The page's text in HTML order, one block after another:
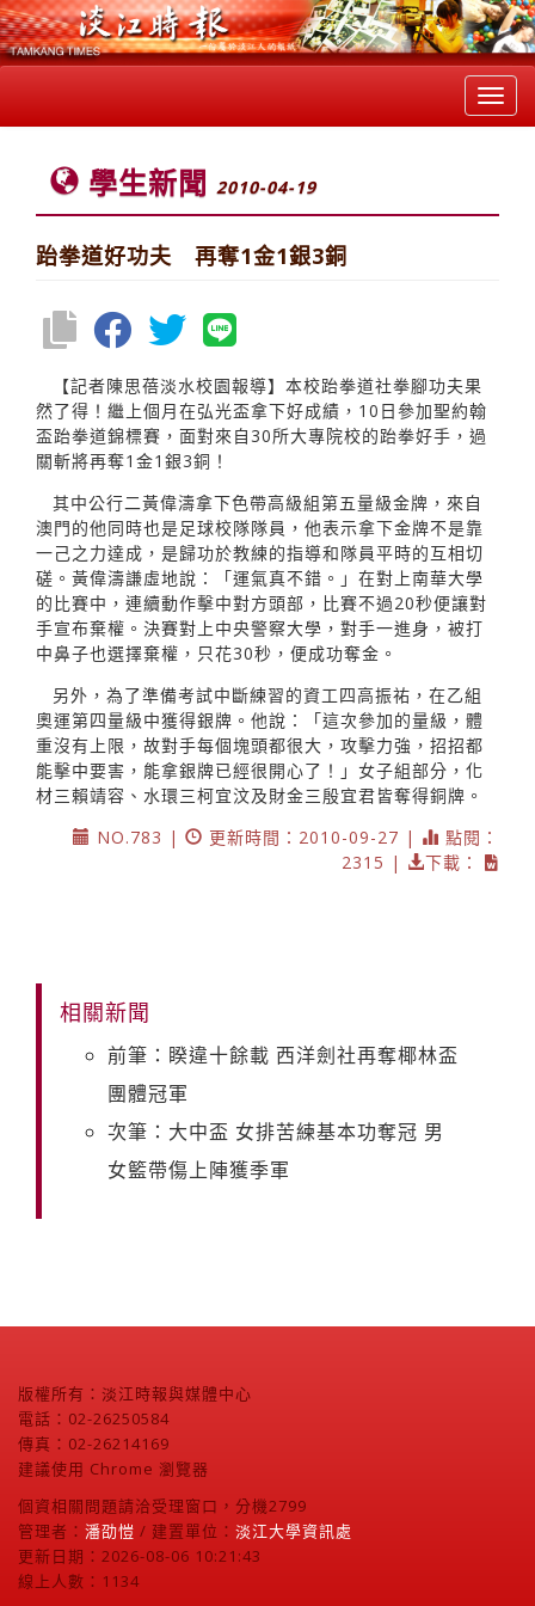
學生新聞 2010-04-19
跆拳道好功夫 再奪1金1銀3銅
【記者陳思蓓淡水校園報導】本校跆拳道社拳腳功夫果
然了得！繼上個月在弘光盃拿下好成績，10日參加聖約翰
盃跆拳道錦標賽，面對來自30所大專院校的跆拳好手，過
關斬將再奪1金1銀3銅！
其中公行二黃偉濤拿下色帶高級組第五量級金牌，來自
澳門的他同時也是足球校隊隊員，他表示拿下金牌不是靠
一己之力達成，是歸功於教練的指導和隊員平時的互相切
磋。黃偉濤謙虛地說：「運氣真不錯。」在對上南華大學
的比賽中，連續動作擊中對方頭部，比賽不過20秒便讓對
手宣布棄權。決賽對上中央警察大學，對手一進身，被打
中鼻子也選擇棄權，只花30秒，便成功奪金。
另外，為了準備考試中斷練習的資工四高振祐，在乙組
奧運第四量級中獲得銀牌。他說：「這次參加的量級，體
重沒有上限，故對手每個塊頭都很大，攻擊力強，招招都
能擊中要害，能拿銀牌已經很開心了！」女子組部分，化
材三賴靖容、水環三柯宜汶及財金三殷宜君皆奪得銅牌。
NO.783 |
更新時間：2010-09-27 |
點閱：
2315 |
下載：
相關新聞
前筆：睽違十餘載 西洋劍社再奪椰林盃
團體冠軍
次筆：大中盃 女排苦練基本功奪冠 男
女籃帶傷上陣獲季軍
版權所有：淡江時報與媒體中心
電話：02-26250584
傳真：02-26214169
建議使用 Chrome 瀏覽器
個資相關問題請洽受理窗口，分機2799
管理者： 潘劭愷 / 建置單位： 淡江大學資訊處
更新日期：2026-08-06 10:21:43
線上人數：1134